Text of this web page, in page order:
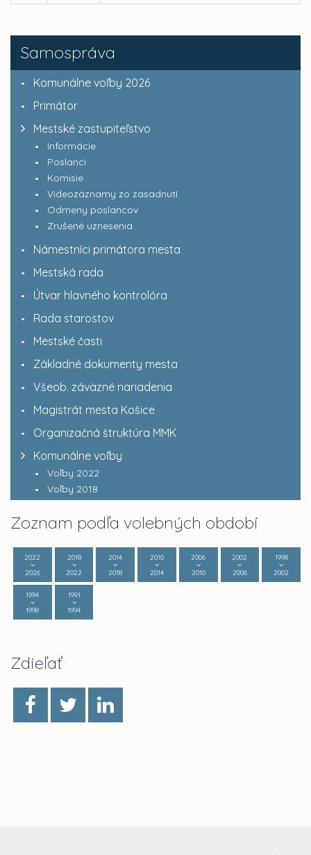
Samospráva
Komunálne voľby 2026
Primátor
Mestské zastupiteľstvo
Informácie
Poslanci
Komisie
Videozáznamy zo zasadnutí
Odmeny poslancov
Zrušené uznesenia
Námestníci primátora mesta
Mestská rada
Útvar hlavného kontrolóra
Rada starostov
Mestské časti
Základné dokumenty mesta
Všeob. záväzné nariadenia
Magistrát mesta Košice
Organizačná štruktúra MMK
Komunálne voľby
Voľby 2022
Voľby 2018
Zoznam podľa volebných období
2022
2026
2018
2022
2014
2018
2010
2014
2006
2010
2002
2006
1998
2002
1994
1998
1991
1994
Zdieľať